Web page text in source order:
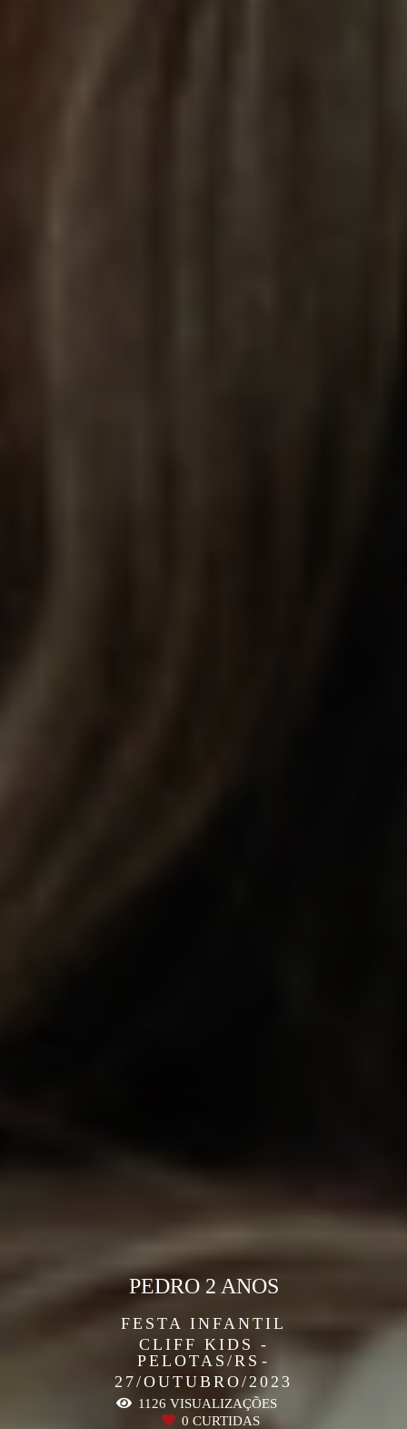
FESTA INFANTIL
CLIFF KIDS -
PELOTAS/RS
27/OUTUBRO/2023
PEDRO 2 ANOS
1126 VISUALIZAÇÕES
0 CURTIDAS